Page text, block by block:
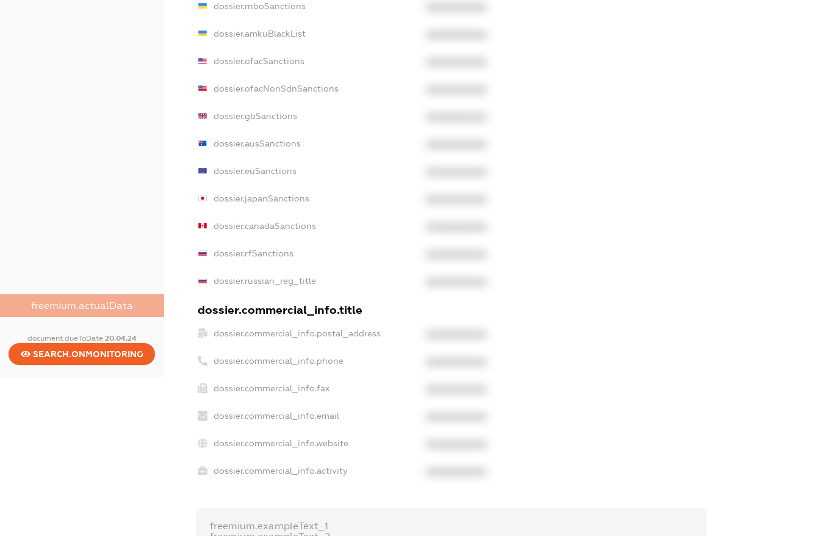
freemium.actualData
document.dueToDate 20.04.24
SEARCH.ONMONITORING
dossier.rnboSanctions
dossier.amkuBlackList
dossier.ofacSanctions
dossier.ofacNonSdnSanctions
dossier.gbSanctions
dossier.ausSanctions
dossier.euSanctions
dossier.japanSanctions
dossier.canadaSanctions
dossier.rfSanctions
dossier.russian_reg_title
dossier.commercial_info.title
dossier.commercial_info.postal_address
dossier.commercial_info.phone
dossier.commercial_info.fax
dossier.commercial_info.email
dossier.commercial_info.website
dossier.commercial_info.activity
freemium.exampleText_1